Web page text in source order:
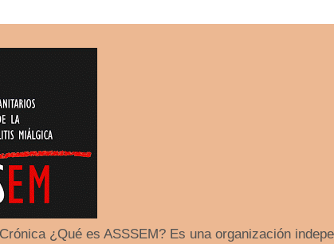
¿Qué es ASSSEM? Es una organización